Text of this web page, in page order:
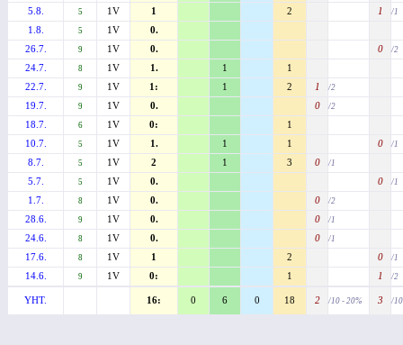
5.8. 5 1V 1 2 1 /1
1.8. 5 1V
0.
26.7.
9 1V 0. 0 /2
24.7. 8 1V 1. 1
1
22.7.
9 1V 1: 1 2 1 /2
19.7. 9 1V 0. 0 /2
18.7. 6 1V 0:
1
10.7.
5 1V 1. 1 1 0 /1
8.7. 5 1V 2 1 3 0 /1
5.7. 5 1V 0. 0 /1
1.7. 8 1V 0. 0 /2
28.6. 9 1V 0. 0 /1
24.6. 8 1V 0. 0 /1
17.6. 8 1V 1 2 0 /1
14.6. 9 1V 0: 1 1 /2
YHT. 16: 0 6 0 18 2 /10 - 20% 3 /